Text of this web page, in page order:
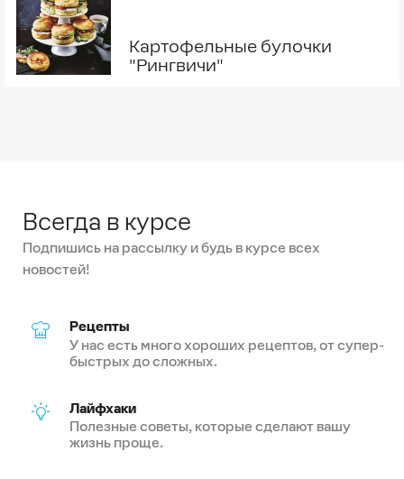
Картофельные булочки
"Рингвичи"
Всегда в курсе
Подпишись на рассылку и будь в курсе всех
новостей!
Рецепты
У нас есть много хороших рецептов, от супер-
быстрых до сложных.
Лайфхаки
Полезные советы, которые сделают вашу
жизнь проще.